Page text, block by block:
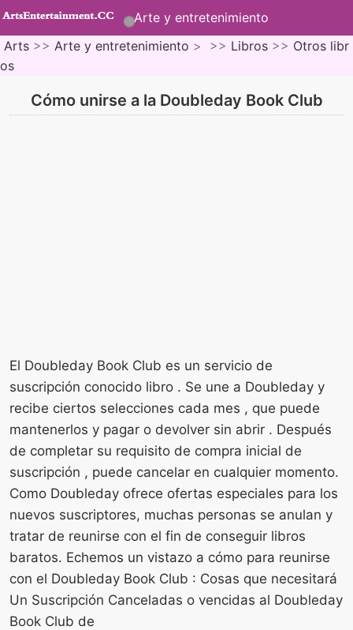
Arte y entretenimiento
Arts >> Arte y entretenimiento > >> Libros >> Otros libr
os
Cómo unirse a la Doubleday Book Club
El Doubleday Book Club es un servicio de
suscripción conocido libro . Se une a Doubleday y
recibe ciertos selecciones cada mes , que puede
mantenerlos y pagar o devolver sin abrir . Después
de completar su requisito de compra inicial de
suscripción , puede cancelar en cualquier momento.
Como Doubleday ofrece ofertas especiales para los
nuevos suscriptores, muchas personas se anulan y
tratar de reunirse con el fin de conseguir libros
baratos. Echemos un vistazo a cómo para reunirse
con el Doubleday Book Club : Cosas que necesitará
Un Suscripción Canceladas o vencidas al Doubleday
Book Club de